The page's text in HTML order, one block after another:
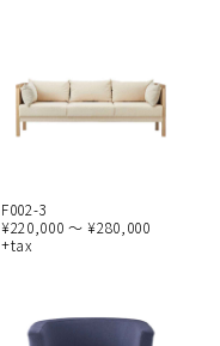
F002-3
¥220,000 ～ ¥280,000
+tax